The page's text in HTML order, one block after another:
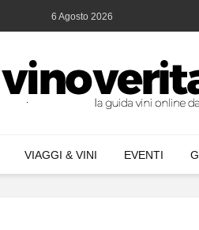
6 Agosto 2026
VIAGGI & VINI EVENTI